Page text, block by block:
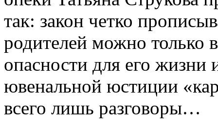
так: закон четко
родителей можно только
опасности для его жизни
ювенальной юстиции
всего лишь разговоры…